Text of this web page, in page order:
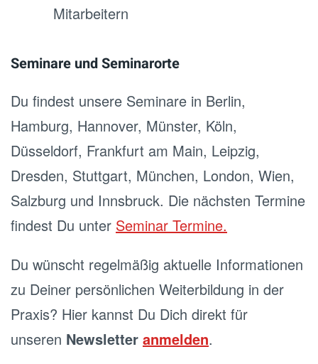
Mitarbeitern
Seminare und Seminarorte
Du findest unsere Seminare in Berlin,
Hamburg, Hannover, Münster, Köln,
Düsseldorf, Frankfurt am Main, Leipzig,
Dresden, Stuttgart, München, London, Wien,
Salzburg und Innsbruck. Die nächsten Termine
findest Du unter Seminar Termine.
Du wünscht regelmäßig aktuelle Informationen
zu Deiner persönlichen Weiterbildung in der
Praxis? Hier kannst Du Dich direkt für
unseren Newsletter anmelden.